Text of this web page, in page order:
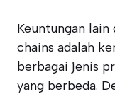
Keuntungan
chains adalah
berbagai jenis
yang berbeda.